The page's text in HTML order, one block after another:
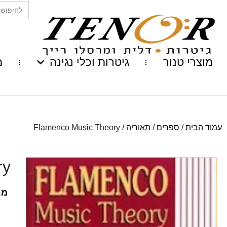
Search
for:
מוצרי טנור גיטרות וכלי נגינה
עמוד הבית/ ספרים / תאוריה / Flamenco Music Theory